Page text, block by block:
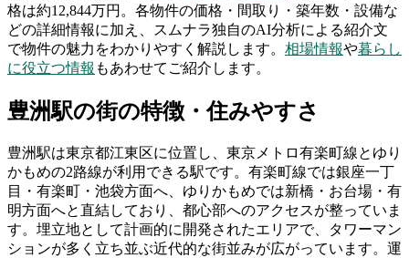
格は約12,844万円。 各物件の価格・間取り・築年数・設備な
どの詳細情報に加え、スムナラ独自のAI分析による紹介文
で物件の魅力をわかりやすく解説します。 相場情報や暮らし
に役立つ情報 もあわせてご紹介します。
豊洲駅の街の特徴・住みやすさ
豊洲駅は東京都江東区に位置し、東京メトロ有楽町線とゆり
かもめの2路線が利用できる駅です。有楽町線では銀座一丁
目・有楽町・池袋方面へ、ゆりかもめでは新橋・お台場・有
明方面へと直結しており、都心部へのアクセスが整っていま
す。埋立地として計画的に開発されたエリアで、タワーマン
ションが多く立ち並ぶ近代的な街並みが広がっています。運